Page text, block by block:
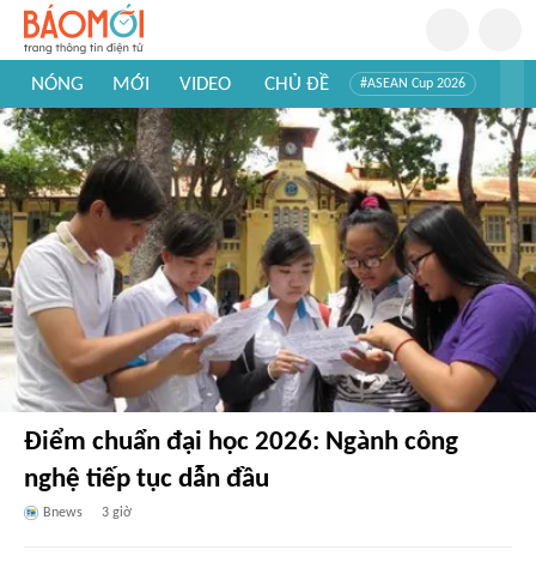
NÓNG MỚI VIDEO CHỦ ĐỀ #ASEAN Cup 2026
#Trí tuệ nhân tạo
#Khám phá Việt Nam
#Khám phá thế giới
Điểm chuẩn đại học 2026: Ngành công
nghệ tiếp tục dẫn đầu
Bnews 3 giờ